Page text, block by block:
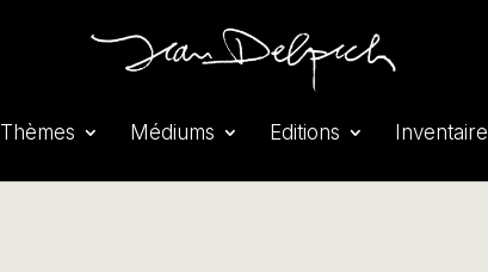
Thèmes Médiums Editions Inventaire